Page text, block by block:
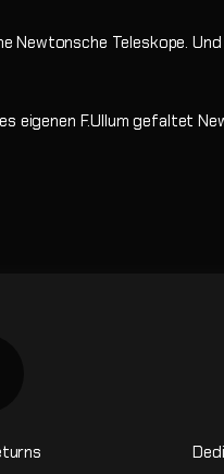
Newtonsche Teleskope.
eigenen F.Ullum gefaltet